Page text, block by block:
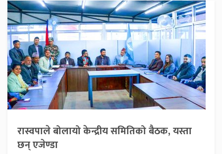
रास्वपाले बोलायो केन्द्रीय समितिको बैठक, यस्ता
छन् एजेण्डा